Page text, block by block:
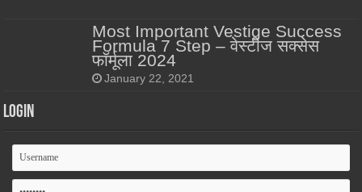
Most Important Vestige Success
Formula 7 Step – वेस्टीज सक्सेस
फॉर्मूला 2024
January 22, 2021
Login